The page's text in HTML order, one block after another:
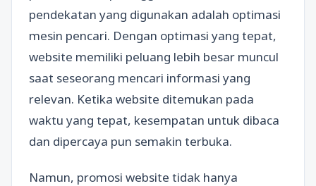
pendekatan yang digunakan adalah optimasi
mesin pencari. Dengan optimasi yang tepat,
website memiliki peluang lebih besar muncul
saat seseorang mencari informasi yang
relevan. Ketika website ditemukan pada
waktu yang tepat, kesempatan untuk dibaca
dan dipercaya pun semakin terbuka.
Namun, promosi website tidak hanya